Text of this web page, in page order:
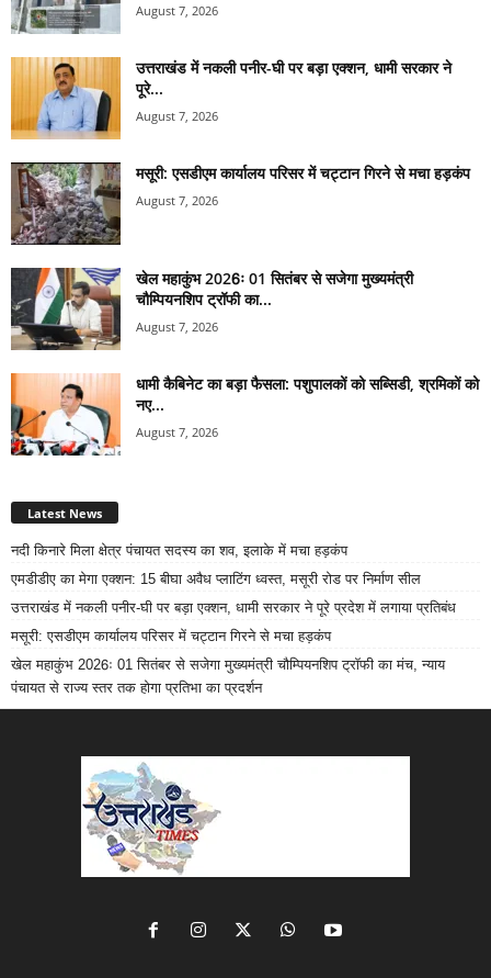
August 7, 2026
उत्तराखंड में नकली पनीर-घी पर बड़ा एक्शन, धामी सरकार ने
पूरे...
August 7, 2026
मसूरी: एसडीएम कार्यालय परिसर में चट्टान गिरने से मचा हड़कंप
August 7, 2026
खेल महाकुंभ 2026ः 01 सितंबर से सजेगा मुख्यमंत्री
चौम्पियनशिप ट्रॉफी का...
August 7, 2026
धामी कैबिनेट का बड़ा फैसला: पशुपालकों को सब्सिडी, श्रमिकों को
नए...
August 7, 2026
Latest News
नदी किनारे मिला क्षेत्र पंचायत सदस्य का शव, इलाके में मचा हड़कंप
एमडीडीए का मेगा एक्शन: 15 बीघा अवैध प्लाटिंग ध्वस्त, मसूरी रोड पर निर्माण सील
उत्तराखंड में नकली पनीर-घी पर बड़ा एक्शन, धामी सरकार ने पूरे प्रदेश में लगाया प्रतिबंध
मसूरी: एसडीएम कार्यालय परिसर में चट्टान गिरने से मचा हड़कंप
खेल महाकुंभ 2026ः 01 सितंबर से सजेगा मुख्यमंत्री चौम्पियनशिप ट्रॉफी का मंच, न्याय
पंचायत से राज्य स्तर तक होगा प्रतिभा का प्रदर्शन